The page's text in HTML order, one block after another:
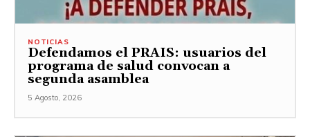
NOTICIAS
Defendamos el PRAIS: usuarios del
programa de salud convocan a
segunda asamblea
5 Agosto, 2026